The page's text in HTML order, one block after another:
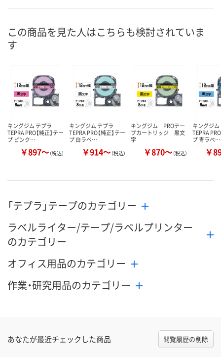
お申込番
在庫 7点 3点 あり
数量
カゴへ
数量
カゴへ カ
この商品を見た人はこちらも検討されていま
す
キングジム テプラ
TEPRA PRO【純正】テー
プ ピンク…
￥897～（税込）
キングジム テプラ
TEPRA PRO【純正】テー
プ 白ラベ…
￥914～（税込）
キングジム PROテー
プカートリッジ 黒文
字
￥870～（税込）
キングジム
TEPRA
プ 青ラベ…
￥
「テプラ」テープのカテゴリー
ラベルライター/テープ/ラベルプリンター
のカテゴリー
オフィス用品のカテゴリー
作業・研究用品のカテゴリー
あなたが最近チェックした商品 閲覧履歴の削除